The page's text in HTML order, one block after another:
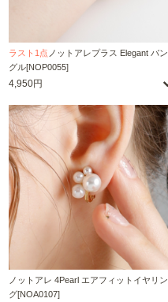
ラスト1点 ノットアレプラス Elegant バン
グル[NOP0055]
4,950円
ノットアレ 4Pearl エアフィットイヤリン
グ[NOA0107]